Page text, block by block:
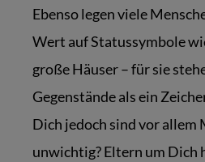
Ebenso legen viele
Wert auf Statussymbole
große Häuser – für sie
Gegenstände als ein
Dich jedoch sind vor
unwichtig? Eltern um Dich